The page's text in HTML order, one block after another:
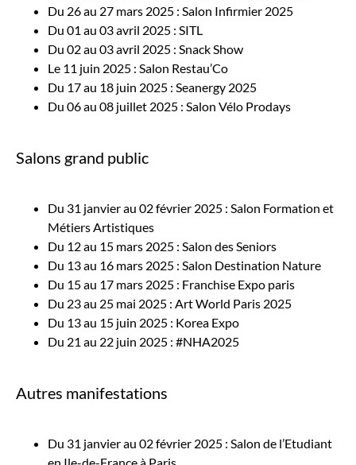
Du 26 au 27 mars 2025 : Salon Infirmier 2025
Du 01 au 03 avril 2025 : SITL
Du 02 au 03 avril 2025 : Snack Show
Le 11 juin 2025 : Salon Restau’Co
Du 17 au 18 juin 2025 : Seanergy 2025
Du 06 au 08 juillet 2025 : Salon Vélo Prodays
Salons grand public
Du 31 janvier au 02 février 2025 : Salon Formation et
Métiers Artistiques
Du 12 au 15 mars 2025 : Salon des Seniors
Du 13 au 16 mars 2025 : Salon Destination Nature
Du 15 au 17 mars 2025 : Franchise Expo paris
Du 23 au 25 mai 2025 : Art World Paris 2025
Du 13 au 15 juin 2025 : Korea Expo
Du 21 au 22 juin 2025 : #NHA2025
Autres manifestations
Du 31 janvier au 02 février 2025 : Salon de l’Etudiant